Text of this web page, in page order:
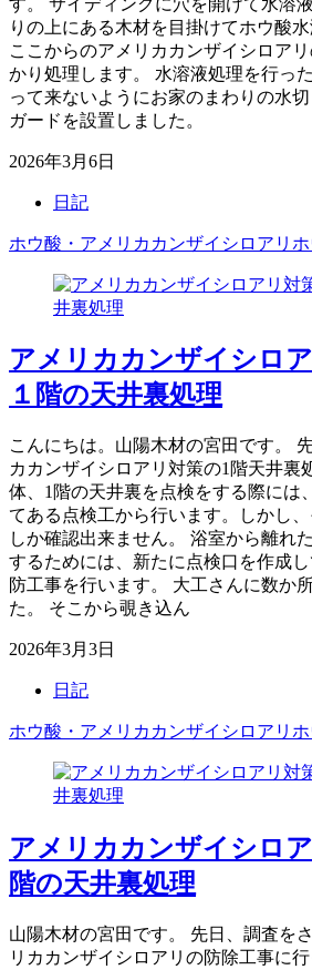
りの上にある木材を目掛けてホウ酸
ここからのアメリカカンザイシロア
かり処理します。 水溶液処理を行っ
って来ないようにお家のまわりの水
ガードを設置しました。
2026年3月6日
日記
ホウ酸・アメリカカンザイシロアリ
アメリカカンザイシロ
１階の天井裏処理
こんにちは。山陽木材の宮田です。
カカンザイシロアリ対策の1階天井裏
体、1階の天井裏を点検をする際には
てある点検工から行います。しかし
しか確認出来ません。 浴室から離れ
するためには、新たに点検口を作成
防工事を行います。 大工さんに数か
た。 そこから覗き込ん
2026年3月3日
日記
ホウ酸・アメリカカンザイシロアリ
アメリカカンザイシロ
階の天井裏処理
山陽木材の宮田です。 先日、調査を
リカカンザイシロアリの防除工事に